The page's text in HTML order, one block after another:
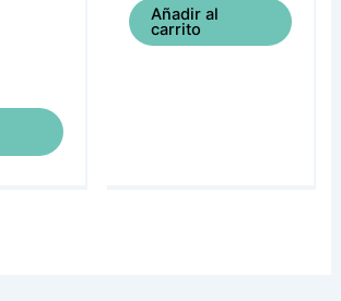
Añadir al
carrito